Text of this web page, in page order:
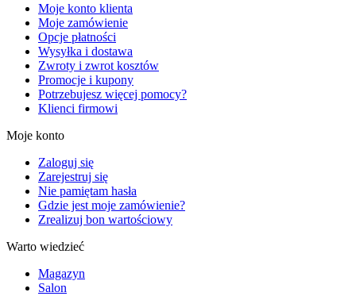
Moje konto klienta
Moje zamówienie
Opcje płatności
Wysyłka i dostawa
Zwroty i zwrot kosztów
Promocje i kupony
Potrzebujesz więcej pomocy?
Klienci firmowi
Moje konto
Zaloguj się
Zarejestruj się
Nie pamiętam hasła
Gdzie jest moje zamówienie?
Zrealizuj bon wartościowy
Warto wiedzieć
Magazyn
Salon